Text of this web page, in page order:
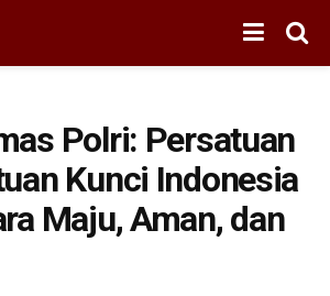
Polri: Persatuan
Kunci Indonesia
Maju, Aman, dan